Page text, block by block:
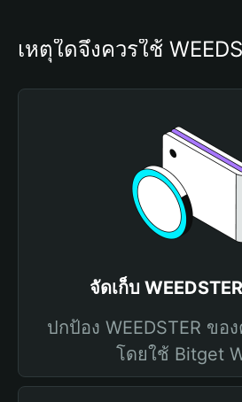
เหตุใดจึงควรใช้
จัดเก็บ
ปกป้อง WEEDSTER ขอ
โดยใช้ Bitget